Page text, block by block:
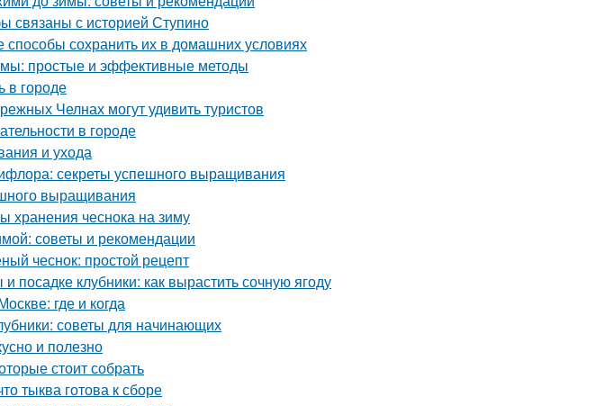
связаны с историей Ступино
сохранить их в домашних условиях
простые и эффективные методы
в городе
Челнах могут удивить туристов
в городе
и ухода
секреты успешного выращивания
выращивания
хранения чеснока на зиму
советы и рекомендации
чеснок: простой рецепт
посадке клубники: как вырастить сочную ягоду
где и когда
советы для начинающих
и полезно
стоит собрать
тыква готова к сборе